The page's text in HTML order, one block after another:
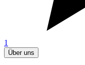
1
Über uns